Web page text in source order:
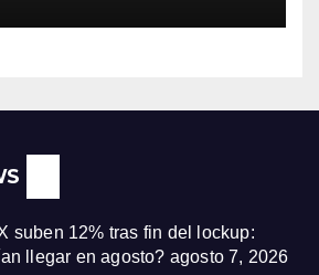
suben 12% tras fin del lockup:
llegar en agosto? agosto 7, 2026